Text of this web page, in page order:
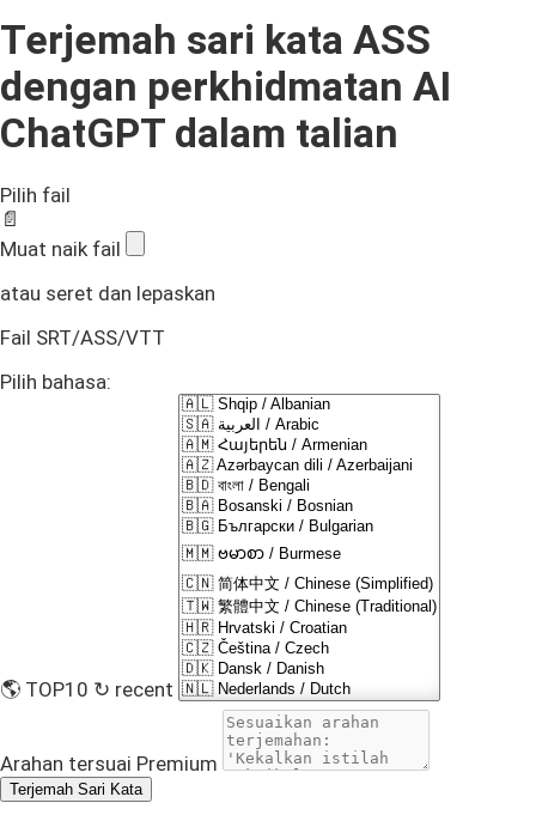
Terjemah sari kata ASS
dengan perkhidmatan AI
ChatGPT dalam talian
Pilih fail
📄
Muat naik fail
atau seret dan lepaskan
Fail SRT/ASS/VTT
Pilih bahasa:
🌎 TOP10 ↻ recent
Arahan tersuai Premium
Terjemah Sari Kata